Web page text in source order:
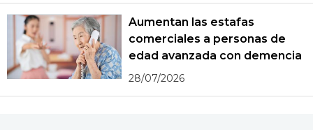
Aumentan las estafas
comerciales a personas de
edad avanzada con demencia
28/07/2026